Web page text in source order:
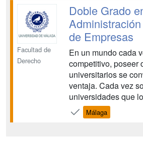
inseparables; se
complementan
éxi...
Facultad de
Derecho
Doble Grado
de Empresas
En un mundo cada
competitivo, poseer
universitarios se
ventaja. Cada vez
universidades que
los alumnos que, a
que supone, los
Málaga